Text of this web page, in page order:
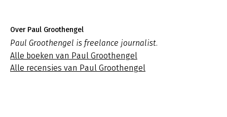
Over Paul Groothengel
Paul Groothengel is freelance journalist.
Alle boeken van Paul Groothengel
Alle recensies van Paul Groothengel